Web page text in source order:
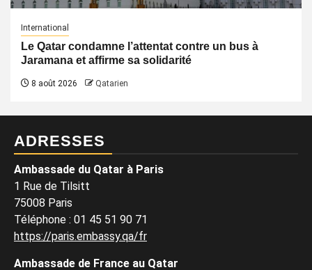
International
Le Qatar condamne l’attentat contre un bus à
Jaramana et affirme sa solidarité
8 août 2026 Qatarien
ADRESSES
Ambassade du Qatar à Paris
1 Rue de Tilsitt
75008 Paris
Téléphone : 01 45 51 90 71
https://paris.embassy.qa/fr
Ambassade de France au Qatar